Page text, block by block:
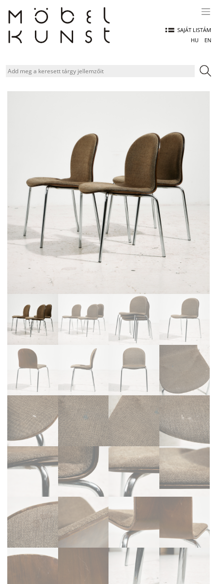
content
SAJÁT LISTÁM
HU
EN